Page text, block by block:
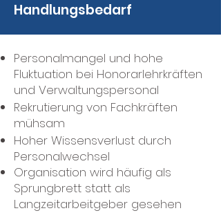
Handlungsbedarf
Personalmangel und hohe
Fluktuation bei Honorarlehrkräften
und Verwaltungspersonal
Rekrutierung von Fachkräften
mühsam
Hoher Wissensverlust durch
Personalwechsel
Organisation wird häufig als
Sprungbrett statt als
Langzeitarbeitgeber gesehen